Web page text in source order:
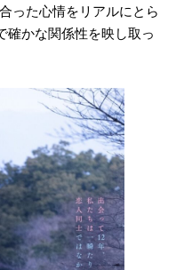
った心情をリアルにとら
確かな関係性を映し取っ